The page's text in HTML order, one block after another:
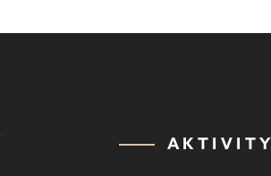
AKTIVITY